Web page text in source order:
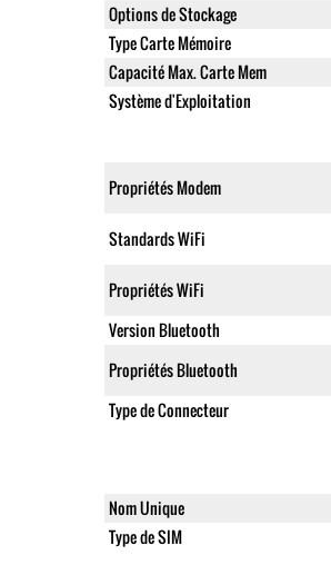
Options de Stockage
Type Carte Mémoire
Capacité Max. Carte Mem
Système d'Exploitation
Propriétés Modem
Standards WiFi
Propriétés WiFi
Version Bluetooth
Propriétés Bluetooth
Type de Connecteur
Nom Unique
Type de SIM